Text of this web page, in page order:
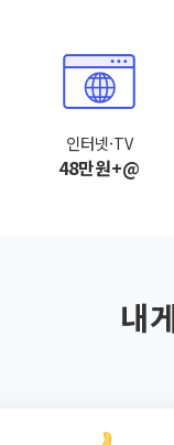
인터넷·TV
48만원+@
내